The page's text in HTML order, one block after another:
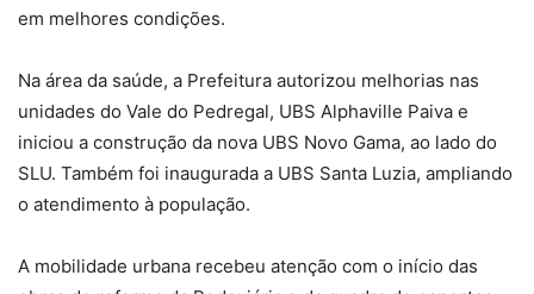
em melhores condições.
Na área da saúde, a Prefeitura autorizou melhorias nas
unidades do Vale do Pedregal, UBS Alphaville Paiva e
iniciou a construção da nova UBS Novo Gama, ao lado do
SLU. Também foi inaugurada a UBS Santa Luzia, ampliando
o atendimento à população.
A mobilidade urbana recebeu atenção com o início das